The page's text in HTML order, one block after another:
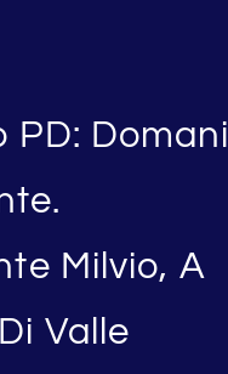
PD: Domani
Milvio, A
Valle